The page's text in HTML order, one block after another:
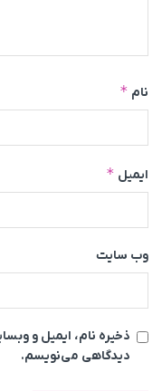
نام *
ایمیل *
وب‌ سایت
ذخیره نام، ایمیل و
دیدگاهی می‌نویسم.